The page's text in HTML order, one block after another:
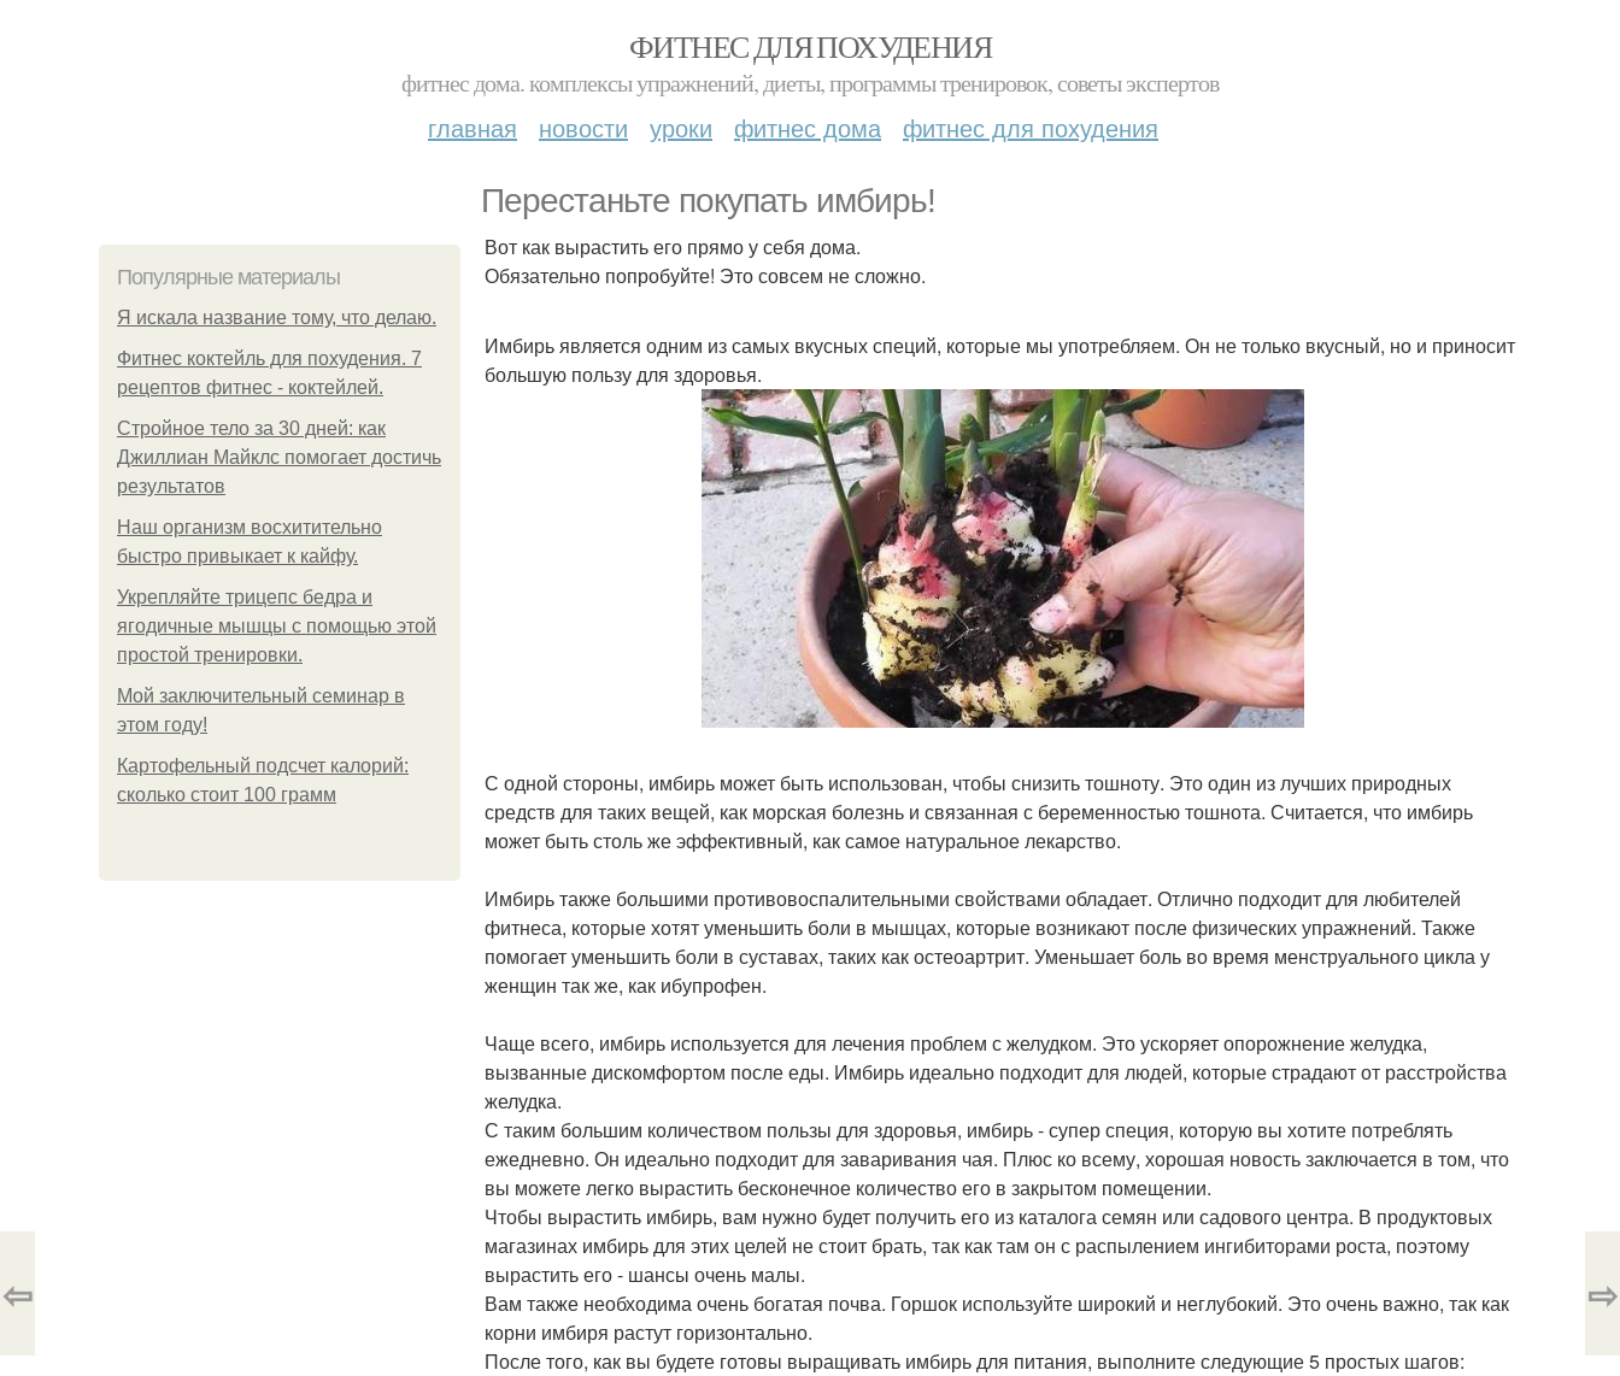
ФИТНЕС ДЛЯ ПОХУДЕНИЯ
фитнес дома. комплексы упражнений, диеты, программы тренировок, советы экспертов
главная новости уроки фитнес дома фитнес для похудения
Перестаньте покупать имбирь!
Популярные материалы
Я искала название тому, что делаю.
Фитнес коктейль для похудения. 7
рецептов фитнес - коктейлей.
Стройное тело за 30 дней: как
Джиллиан Майклс помогает достичь
результатов
Наш организм восхитительно
быстро привыкает к кайфу.
Укрепляйте трицепс бедра и
ягодичные мышцы с помощью этой
простой тренировки.
Мой заключительный семинар в
этом году!
Картофельный подсчет калорий:
сколько стоит 100 грамм
Вот как вырастить его прямо у себя дома.
Обязательно попробуйте! Это совсем не сложно.
Имбирь является одним из самых вкусных специй, которые мы употребляем. Он не только вкусный, но и приносит
большую пользу для здоровья.
С одной стороны, имбирь может быть использован, чтобы снизить тошноту. Это один из лучших природных
средств для таких вещей, как морская болезнь и связанная с беременностью тошнота. Считается, что имбирь
может быть столь же эффективный, как самое натуральное лекарство.
Имбирь также большими противовоспалительными свойствами обладает. Отлично подходит для любителей
фитнеса, которые хотят уменьшить боли в мышцах, которые возникают после физических упражнений. Также
помогает уменьшить боли в суставах, таких как остеоартрит. Уменьшает боль во время менструального цикла у
женщин так же, как ибупрофен.
Чаще всего, имбирь используется для лечения проблем с желудком. Это ускоряет опорожнение желудка,
вызванные дискомфортом после еды. Имбирь идеально подходит для людей, которые страдают от расстройства
желудка.
С таким большим количеством пользы для здоровья, имбирь - супер специя, которую вы хотите потреблять
ежедневно. Он идеально подходит для заваривания чая. Плюс ко всему, хорошая новость заключается в том, что
вы можете легко вырастить бесконечное количество его в закрытом помещении.
Чтобы вырастить имбирь, вам нужно будет получить его из каталога семян или садового центра. В продуктовых
магазинах имбирь для этих целей не стоит брать, так как там он с распылением ингибиторами роста, поэтому
вырастить его - шансы очень малы.
Вам также необходима очень богатая почва. Горшок используйте широкий и неглубокий. Это очень важно, так как
корни имбиря растут горизонтально.
После того, как вы будете готовы выращивать имбирь для питания, выполните следующие 5 простых шагов:
⇦ ⇨